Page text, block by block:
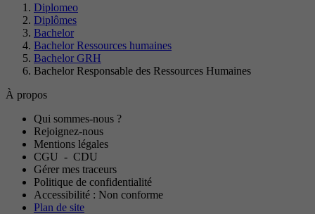
Diplomeo
Diplômes
Bachelor
Bachelor Ressources humaines
Bachelor GRH
Bachelor Responsable des Ressources Humaines
À propos
Qui sommes-nous ?
Rejoignez-nous
Mentions légales
CGU - CDU
Gérer mes traceurs
Politique de confidentialité
Accessibilité : Non conforme
Plan de site